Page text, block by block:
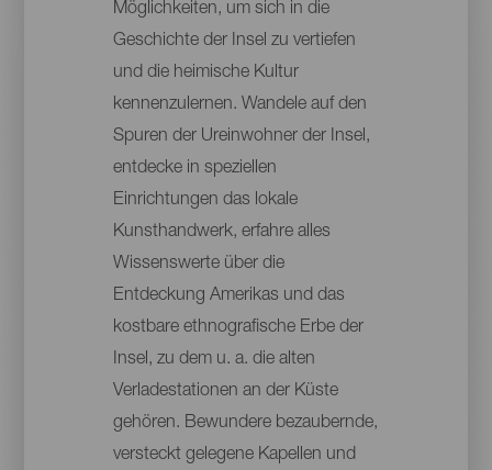
Möglichkeiten, um sich in die
Geschichte der Insel zu vertiefen
und die heimische Kultur
kennenzulernen. Wandele auf den
Spuren der Ureinwohner der Insel,
entdecke in speziellen
Einrichtungen das lokale
Kunsthandwerk, erfahre alles
Wissenswerte über die
Entdeckung Amerikas und das
kostbare ethnografische Erbe der
Insel, zu dem u. a. die alten
Verladestationen an der Küste
gehören. Bewundere bezaubernde,
versteckt gelegene Kapellen und